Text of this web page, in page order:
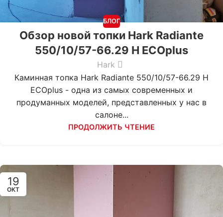
БЛОГ
Обзор новой топки Hark Radiante
550/10/57-66.29 H ECOplus
Hark
Каминная топка Hark Radiante 550/10/57-66.29 H
ECOplus - одна из самых современных и
продуманных моделей, представленных у нас в
салоне...
ПРОДОЛЖИТЬ ЧТЕНИЕ
19
ОКТ